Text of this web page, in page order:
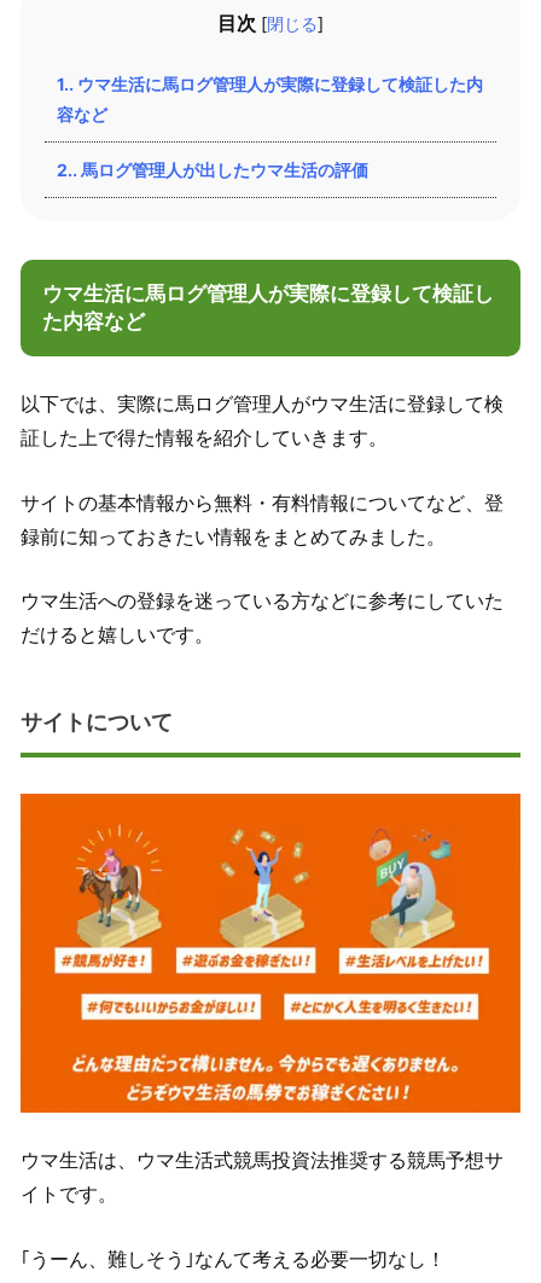
目次 [閉じる]
1. ウマ生活に馬ログ管理人が実際に登録して検証した内
容など
2. 馬ログ管理人が出したウマ生活の評価
ウマ生活に馬ログ管理人が実際に登録して検証し
た内容など
以下では、実際に馬ログ管理人がウマ生活に登録して検
証した上で得た情報を紹介していきます。
サイトの基本情報から無料・有料情報についてなど、登
録前に知っておきたい情報をまとめてみました。
ウマ生活への登録を迷っている方などに参考にしていた
だけると嬉しいです。
サイトについて
ウマ生活は、ウマ生活式競馬投資法推奨する競馬予想サ
イトです。
｢うーん、難しそう｣なんて考える必要一切なし！